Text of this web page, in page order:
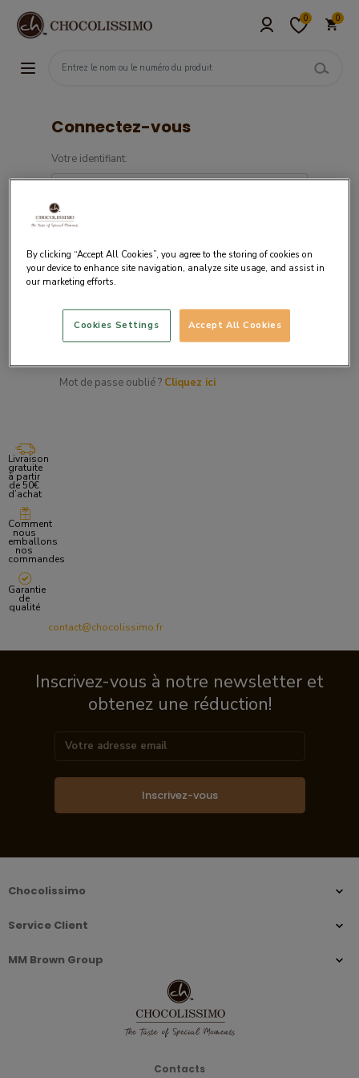
0 0
Connectez-vous
Votre identifiant:
Mot de passe:
Si vous êtes un nouveau client,créez votre
Mot de passe oublié ? Cliquez ici
Livraison
gratuite
à partir
de 50€
d’achat
Comment
nous
emballons
nos
commandes
Garantie
de
qualité
contact@chocolissimo.fr
Inscrivez-vous à notre newsletter et
obtenez une réduction!
Inscrivez-vous
Chocolissimo
Service Client
MM Brown Group
Contacts
By clicking “Accept All Cookies”, you agree to the storing of cookies on
your device to enhance site navigation, analyze site usage, and assist in
our marketing efforts.
Accept All Cookies
Cookies Settings